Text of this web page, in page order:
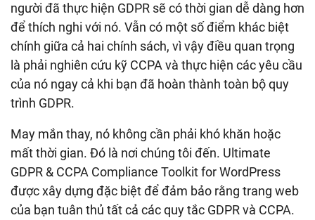
người đã thực hiện GDPR sẽ có thời gian dễ dàng hơn
để thích nghi với nó. Vẫn có một số điểm khác biệt
chính giữa cả hai chính sách, vì vậy điều quan trọng
là phải nghiên cứu kỹ CCPA và thực hiện các yêu cầu
của nó ngay cả khi bạn đã hoàn thành toàn bộ quy
trình GDPR.
May mắn thay, nó không cần phải khó khăn hoặc
mất thời gian. Đó là nơi chúng tôi đến. Ultimate
GDPR & CCPA Compliance Toolkit for WordPress
được xây dựng đặc biệt để đảm bảo rằng trang web
của bạn tuân thủ tất cả các quy tắc GDPR và CCPA.